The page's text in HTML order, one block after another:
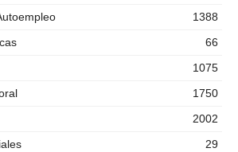
1388
66
1075
1750
2002
29